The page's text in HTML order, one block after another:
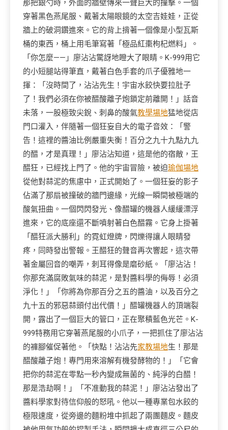
那把銀勺時，外面的牆壁傳來一聲巨大的撞擊。一個
穿著黑色燕尾服、戴著太陽眼鏡的太空吉娃娃，正從
牆上的破洞鑽進來。它的背上揹著一個像是小型瓦斯
桶的東西，桶上用毛筆寫著「極品紅棗枸杞燃料」。
「你怎麼——」廖沾沾驚訝地瞪大了眼睛。K-999用它
的小短腿站得筆直，戴著白色手套的爪子優雅地一
揮：「沒時間了，沾沾先生！宇宙水餃快要拉肚子
了！我們必須在你被醋酸離子炮鎖定前離開！」話音
未落，一股極致尖銳、刺鼻的酸氣教學場地猛地從店
門口灌入，伴隨著一個狂妄自大的電子音效：「警
告！這裡的醬油比例嚴重失衡！百分之九十九點九九
的醋，才是真理！」廖沾沾知道，這是他的宿敵，王
醋狂，已經找上門了。他的宇宙冒險，被迫瑜伽場地
從他對蒜泥的焦慮中，正式開始了。一個狂妄的影子
佔滿了那扇被撞破的牆門邊緣，光線一瞬間被極端的
酸氣扭曲。一個閃閃發光、像醋罐的機器人緩緩漂浮
進來，它的底座還不斷噴射著白色醋霧。它身上掛著
「醋狂派大勝利」的霓虹燈牌，閃爍得讓人眼睛發
疼，同時發出警報。王醋狂的聲音再次響起，這次帶
著金屬回音的嘲弄，刺耳得像是磨砂紙。「廖沾沾！
你那充滿腐敗氣味的蒜泥，是對醬料學的侮辱！必須
淨化！」「你將為你那百分之五的醬油，以及百分之
九十五的邪惡蒜頭付出代價！」醋罐機器人的頂端裂
開，露出了一個巨大的管口，正在聚積藍色光芒。K-
999特務用它穿著燕尾服的小爪子，一把抓住了廖沾沾
的褲腳催促著他。「快點！沾沾先家教場地生！那是
醋酸離子炮！專門用來溶解有機發酵物的！」「它會
把你的蒜泥在零點一秒內變成無菌的、純淨的白醋！
那是浩劫啊！」「不准動我的蒜泥！」廖沾沾發出了
醬料學家對待信仰般的怒吼。他以一種專業包水餃的
極限速度，從旁邊的麵粉堆中抓起了兩團麵皮。麵皮